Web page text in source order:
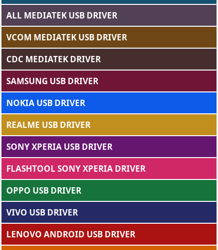
ALL MEDIATEK USB DRIVER
VCOM MEDIATEK USB DRIVER
CDC MEDIATEK DRIVER
SAMSUNG USB DRIVER
NOKIA USB DRIVER
REALME USB DRIVER
SONY XPERIA USB DRIVER
FLASHTOOL SONY XPERIA DRIVER
OPPO USB DRIVER
VIVO USB DRIVER
LENOVO ANDROID USB DRIVER